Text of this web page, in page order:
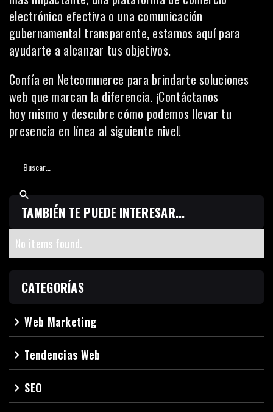
electrónico efectiva o una comunicación
gubernamental transparente, estamos aquí para
ayudarte a alcanzar tus objetivos.
Confía en Netcommerce para brindarte soluciones
web que marcan la diferencia. ¡Contáctanos
hoymismo y descubre cómo podemos llevar tu
presencia en línea al siguiente nivel!
TAMBIÉN TE PUEDE INTERESAR...
No items found.
CATEGORÍAS
navigate_nextWeb Marketing
navigate_next Tendencias Web
navigate_next SEO